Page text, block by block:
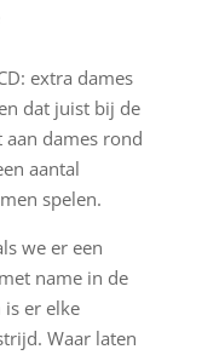
extra dames
dat juist bij de
dames rond
aantal
spelen.
we er een
name in de
er elke
Waar laten